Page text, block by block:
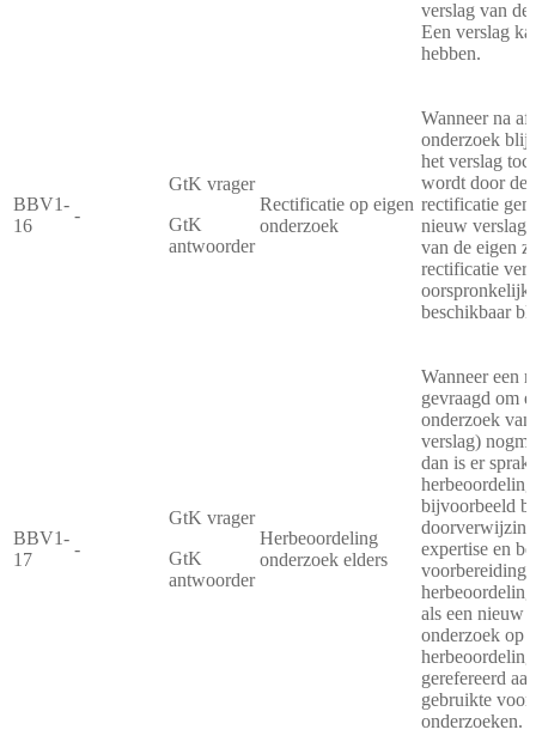
verslag van
Een verslag
hebben.
BBV1-
16
-
GtK vrager
GtK
antwoorder
Rectificatie op eigen
onderzoek
Wanneer na
onderzoek
het verslag
wordt door de
rectificatie
nieuw verslag
van de eigen
rectificatie
beschikbaar
BBV1-
17
-
GtK vrager
GtK
antwoorder
Herbeoordeling
onderzoek elders
Wanneer een
gevraagd om
onderzoek
verslag)
dan is er
bijvoorbeeld
expertise en
voorbereiding
als een nieuw
onderzoek op
gerefereerd
gebruikte
onderzoeken.